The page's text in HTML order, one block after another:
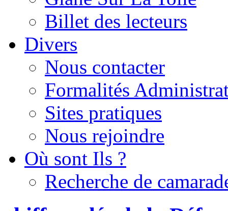
Billet des lecteurs
Divers
Nous contacter
Formalités
Sites pratiques
Nous rejoindre
Où sont Ils ?
Recherche de